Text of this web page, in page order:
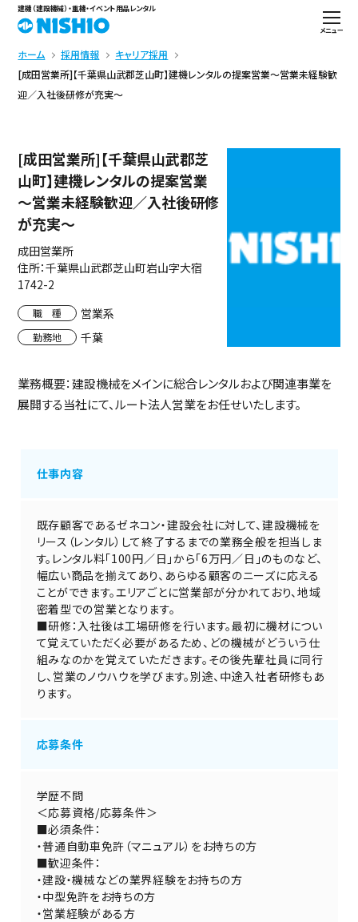
建機（建設機械）・重機・イベント用品レンタル
メニュー
ホーム 採用情報
キャリア採用
[成田営業所]【千葉県山武郡芝山町】建機レンタルの提案営業～営業未経験歓
迎／入社後研修が充実～
[成田営業所]【千葉県山武郡芝
山町】建機レンタルの提案営業
～営業未経験歓迎／入社後研修
が充実～
成田営業所
住所：千葉県山武郡芝山町岩山字大宿
1742-2
職 種 営業系
勤務地 千葉
業務概要：建設機械をメインに総合レンタルおよび関連事業を
展開する当社にて、ルート法人営業をお任せいたします。
仕事内容
既存顧客であるゼネコン・建設会社に対して、建設機械を
リース（レンタル）して終了するまでの業務全般を担当しま
す。レンタル料「100円／日」から「6万円／日」のものなど、
幅広い商品を揃えてあり、あらゆる顧客のニーズに応える
ことができます。エリアごとに営業部が分かれており、地域
密着型での営業となります。
■研修：入社後は工場研修を行います。最初に機材につい
て覚えていただく必要があるため、どの機械がどういう仕
組みなのかを覚えていただきます。その後先輩社員に同行
し、営業のノウハウを学びます。別途、中途入社者研修もあ
ります。
応募条件
学歴不問
＜応募資格/応募条件＞
■必須条件：
・普通自動車免許（マニュアル）をお持ちの方
■歓迎条件：
・建設・機械などの業界経験をお持ちの方
・中型免許をお持ちの方
・営業経験がある方